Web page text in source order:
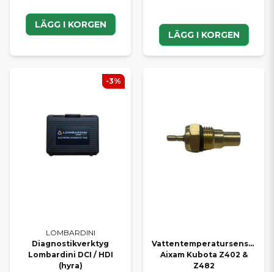
LÄGG I KORGEN
LÄGG I KORGEN
LOMBARDINI
Diagnostikverktyg
Lombardini DCI / HDI
(hyra)
-3%
Vattentemperatursensor
Aixam Kubota Z402 &
Z482